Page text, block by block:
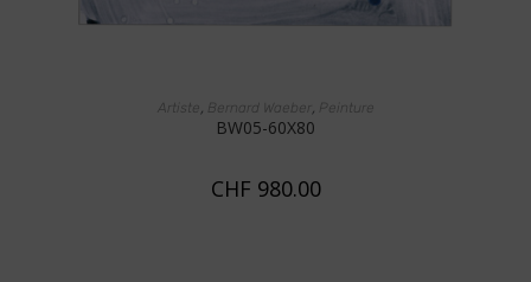
AJOUTER AU PANIER
Artiste, Bernard Waeber , Peinture
BW05-60X80
CHF 980.00